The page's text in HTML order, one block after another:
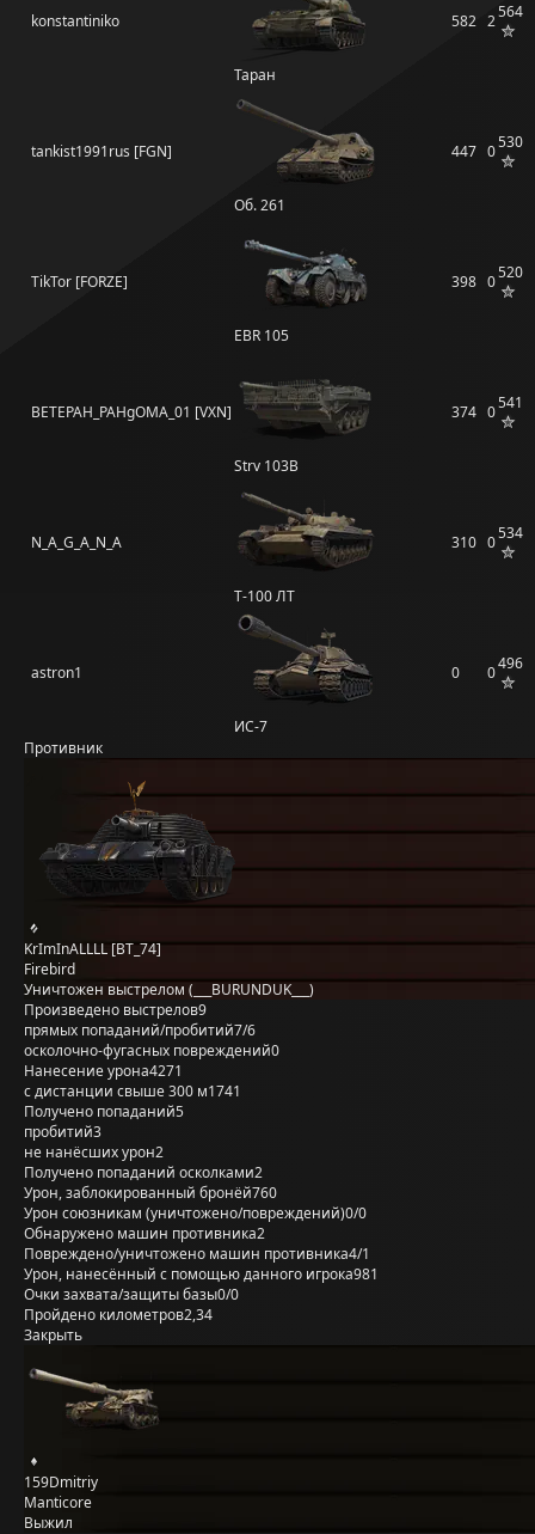
konstantiniko
Таран
582 2564
tankist1991rus [FGN]
Об. 261
447 0530
TikTor [FORZE]
EBR 105
398 0520
BETEPAH_PAHgOMA_01 [VXN]
Strv 103B
374 0541
N_A_G_A_N_A
Т-100 ЛТ
310 0534
astron1
ИС-7
0 0496
Противник
KrImInALLLL [BT_74]
Firebird
Уничтожен выстрелом (___BURUNDUK___)
Произведено выстрелов9
прямых попаданий/пробитий7/6
осколочно-фугасных повреждений0
Нанесение урона4271
с дистанции свыше 300 м1741
Получено попаданий5
пробитий3
не нанёсших урон2
Получено попаданий осколками2
Урон, заблокированный бронёй760
Урон союзникам (уничтожено/повреждений)0/0
Обнаружено машин противника2
Повреждено/уничтожено машин противника4/1
Урон, нанесённый с помощью данного игрока981
Очки захвата/защиты базы0/0
Пройдено километров2,34
Закрыть
159Dmitriy
Manticore
Выжил